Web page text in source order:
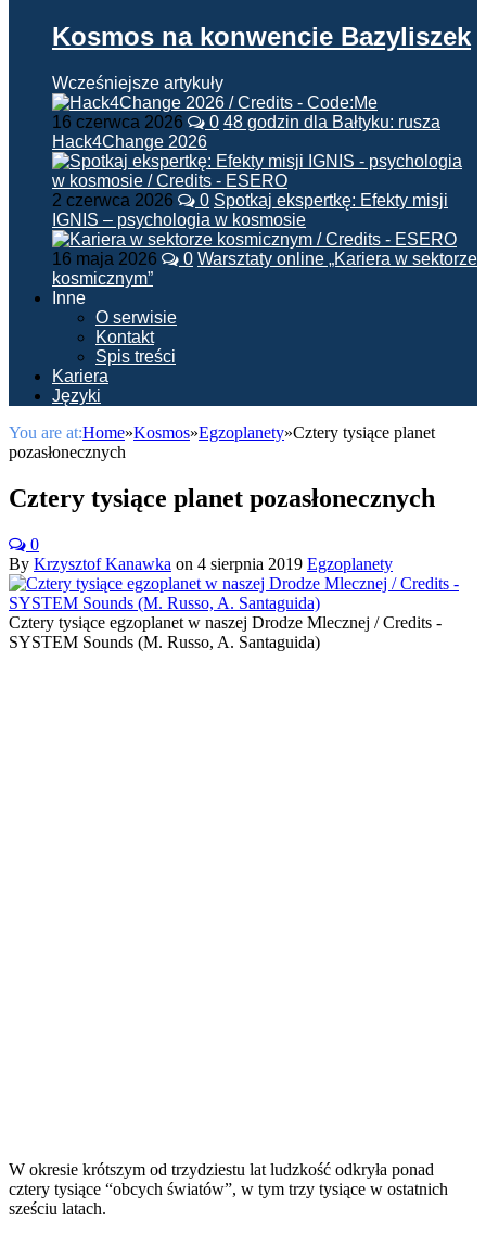
Kosmos na konwencie Bazyliszek
Wcześniejsze artykuły
16 czerwca 2026 0 48 godzin dla Bałtyku: rusza
Hack4Change 2026
2 czerwca 2026 0 Spotkaj ekspertkę: Efekty misji
IGNIS – psychologia w kosmosie
16 maja 2026 0 Warsztaty online „Kariera w sektorze
kosmicznym”
Inne
O serwisie
Kontakt
Spis treści
Kariera
Języki
You are at:Home»Kosmos»Egzoplanety»Cztery tysiące planet
pozasłonecznych
Cztery tysiące planet pozasłonecznych
0
By Krzysztof Kanawka on 4 sierpnia 2019 Egzoplanety
Cztery tysiące egzoplanet w naszej Drodze Mlecznej / Credits -
SYSTEM Sounds (M. Russo, A. Santaguida)
W okresie krótszym od trzydziestu lat ludzkość odkryła ponad
cztery tysiące “obcych światów”, w tym trzy tysiące w ostatnich
sześciu latach.